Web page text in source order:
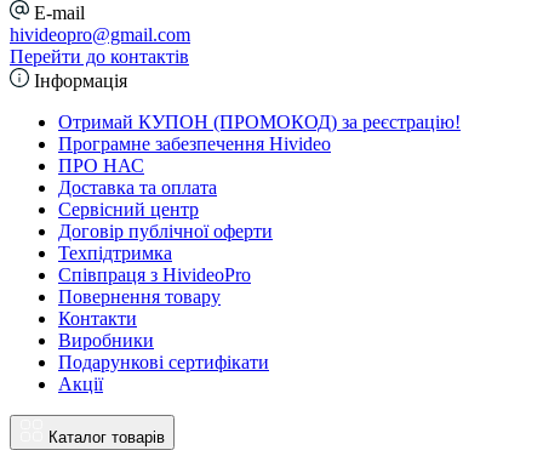
E-mail
hivideopro@gmail.com
Перейти до контактів
Інформація
Отримай КУПОН (ПРОМОКОД) за реєстрацію!
Програмне забезпечення Hivideo
ПРО НАС
Доставка та оплата
Сервісний центр
Договір публічної оферти
Техпідтримка
Співпраця з HivideoPro
Повернення товару
Контакти
Виробники
Подарункові сертифікати
Акції
Каталог товарів